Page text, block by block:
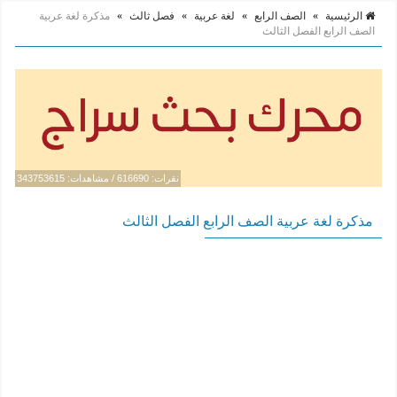
الرئيسية » الصف الرابع » لغة عربية » فصل ثالث » مذكرة لغة عربية
الصف الرابع الفصل الثالث
نقرات: 616690 / مشاهدات: 343753615
مذكرة لغة عربية الصف الرابع الفصل الثالث